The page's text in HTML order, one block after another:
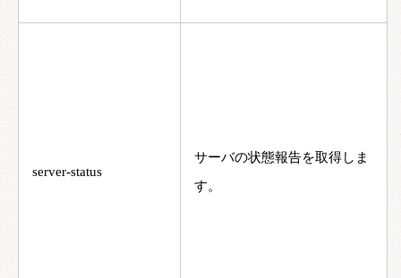
server-status
サーバの状態報告を取得しま
す。